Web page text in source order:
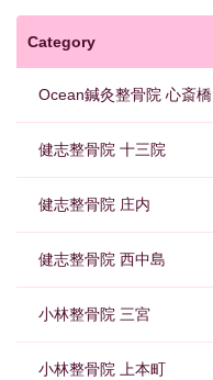
Category
Ocean鍼灸整骨院 心斎橋
健志整骨院 十三院
健志整骨院 庄内
健志整骨院 西中島
小林整骨院 三宮
小林整骨院 上本町